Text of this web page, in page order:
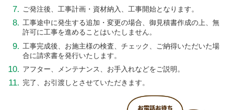
ご発注後、工事計画・資材納入、工事開始となります。
工事途中に発生する追加・変更の場合、御見積書作成の上、 無
許可に工事を進めることはいたしません。
工事完成後、お施主様の検査、チェック、
ご納得いただいた場
合に請求書を発行いたします。
アフター、メンテナンス、お手入れなどをご説明。
完了、お引渡しとさせていただきます。